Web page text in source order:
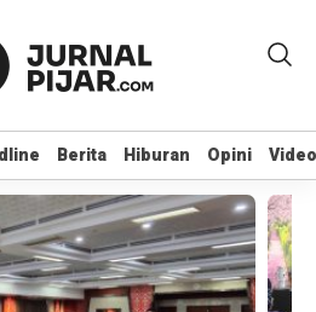
Berita Hiburan Opini Video
Berita Hiburan Opini Video